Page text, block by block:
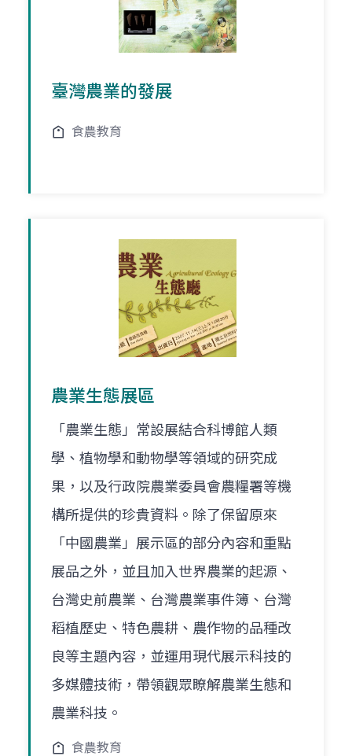
臺灣農業的發展
食農教育
農業生態展區
「農業生態」常設展結合科博館人類
學、植物學和動物學等領域的研究成
果，以及行政院農業委員會農糧署等機
構所提供的珍貴資料。除了保留原來
「中國農業」展示區的部分內容和重點
展品之外，並且加入世界農業的起源、
台灣史前農業、台灣農業事件簿、台灣
稻植歷史、特色農耕、農作物的品種改
良等主題內容，並運用現代展示科技的
多媒體技術，帶領觀眾瞭解農業生態和
農業科技。
食農教育